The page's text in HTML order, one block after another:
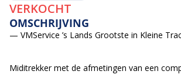
VERKOCHT
OMSCHRIJVING
— VMService ’s Lands Grootste in Kleine
Miditrekker met de afmetingen van een